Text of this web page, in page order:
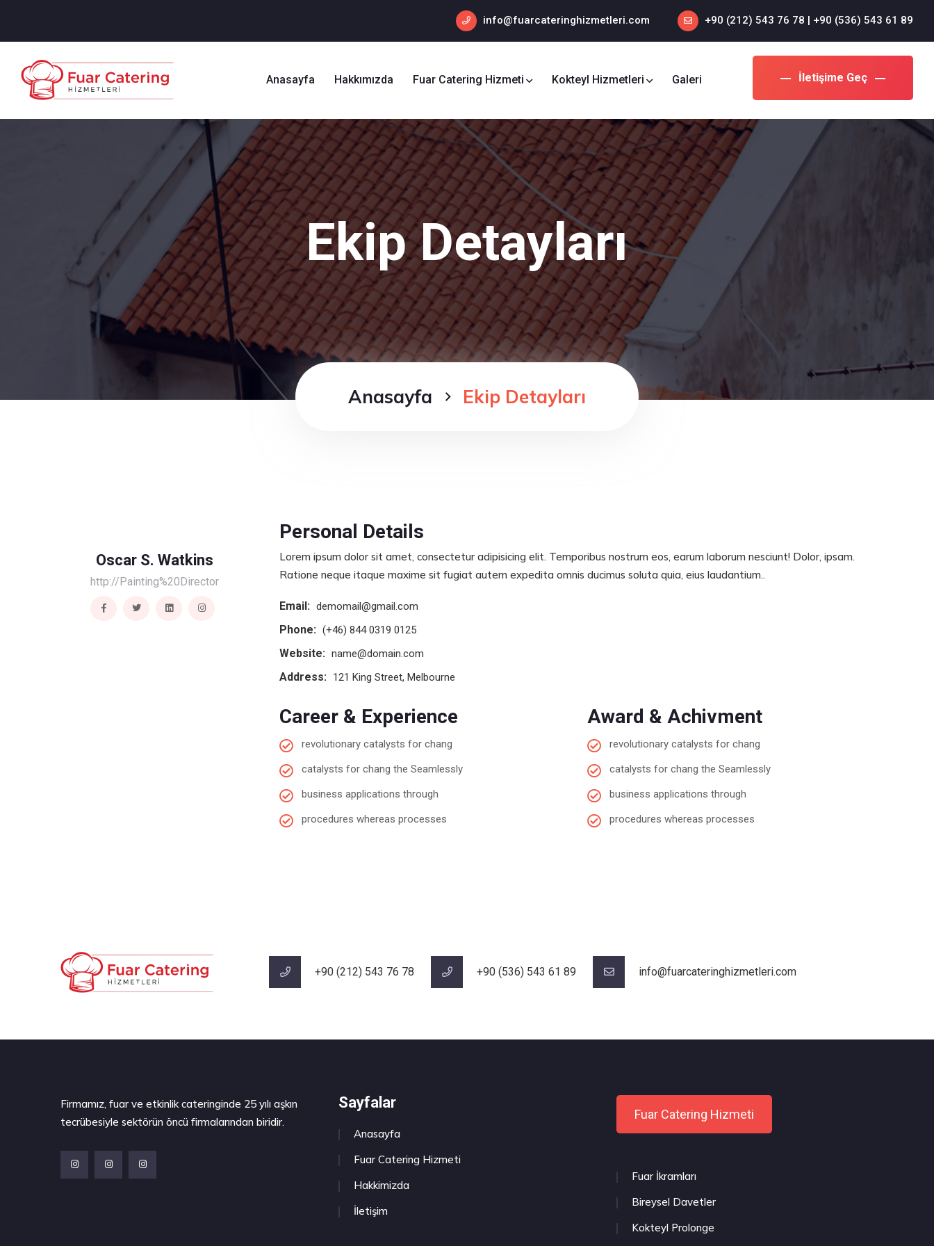
info@fuarcateringhizmetleri.com +90 (212) 543 76 78‬ | +90 (536) 543 61 89‬
İletişime Geç
Anasayfa Hakkımızda Fuar Catering Hizmeti Kokteyl Hizmetleri Galeri
Ekip Detayları
Anasayfa Ekip Detayları
Oscar S. Watkins
http://Painting%20Director
Personal Details
Lorem ipsum dolor sit amet, consectetur adipisicing elit. Temporibus nostrum eos, earum laborum nesciunt! Dolor, ipsam.
Ratione neque itaque maxime sit fugiat autem expedita omnis ducimus soluta quia, eius laudantium..
Email: demomail@gmail.com
Phone: (+46) 844 0319 0125
Website: name@domain.com
Address: 121 King Street, Melbourne
Career & Experience
revolutionary catalysts for chang
catalysts for chang the Seamlessly
business applications through
procedures whereas processes
Award & Achivment
revolutionary catalysts for chang
catalysts for chang the Seamlessly
business applications through
procedures whereas processes
+90 (212) 543 76 78‬ ‪+90 (536) 543 61 89‬ info@fuarcateringhizmetleri.com
Firmamız, fuar ve etkinlik cateringinde 25 yılı aşkın
tecrübesiyle sektörün öncü firmalarından biridir.
Sayfalar
Anasayfa
Fuar Catering Hizmeti
Hakkimizda
İletişim
Fuar Catering Hizmeti
Fuar İkramları
Bireysel Davetler
Kokteyl Prolonge